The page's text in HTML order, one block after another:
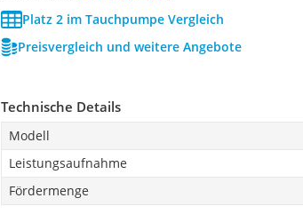
Platz 2 im Tauchpumpe Vergleich
Preisvergleich und weitere Angebote
Technische Details
Modell
Leistungsaufnahme
Fördermenge